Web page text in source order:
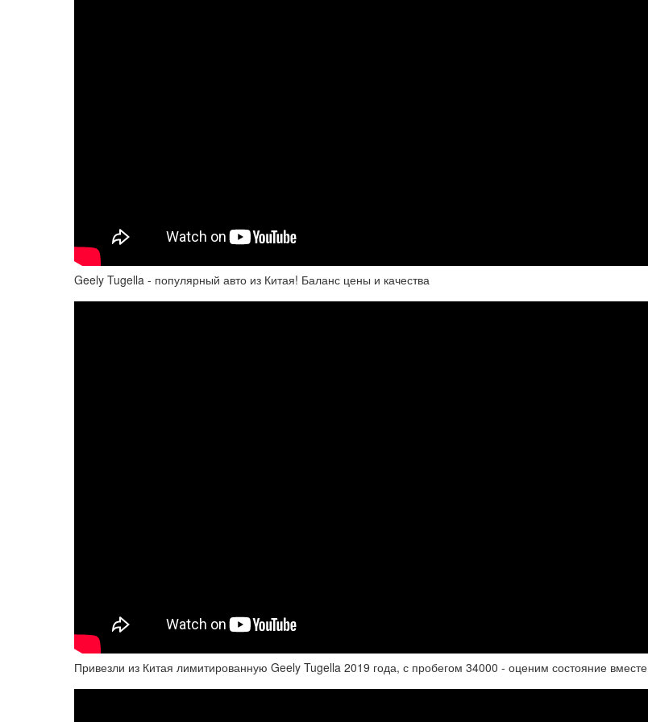
Geely Tugella - популярный авто из Китая! Баланс цены и качества
Привезли из Китая лимитированную Geely Tugella 2019 года, с пробегом 34000 - оценим состояние вместе